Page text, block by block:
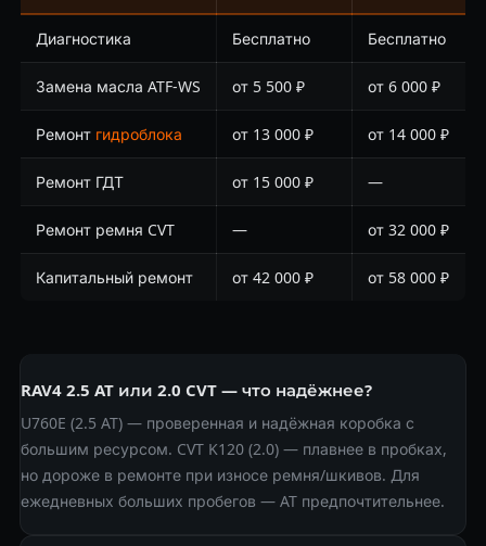
Диагностика Бесплатно Бесплатно
Замена масла ATF-WS от 5 500 ₽ от 6 000 ₽
Ремонт гидроблока от 13 000 ₽ от 14 000 ₽
Ремонт ГДТ от 15 000 ₽ —
Ремонт ремня CVT — от 32 000 ₽
Капитальный ремонт от 42 000 ₽ от 58 000 ₽
RAV4 2.5 AT или 2.0 CVT — что надёжнее?
U760E (2.5 AT) — проверенная и надёжная коробка с
большим ресурсом. CVT K120 (2.0) — плавнее в пробках,
но дороже в ремонте при износе ремня/шкивов. Для
ежедневных больших пробегов — AT предпочтительнее.